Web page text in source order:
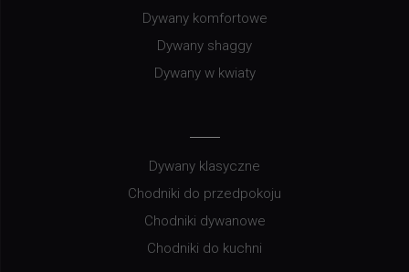
Dywany komfortowe
Dywany shaggy
Dywany w kwiaty
Dywany klasyczne
Chodniki do przedpokoju
Chodniki dywanowe
Chodniki do kuchni